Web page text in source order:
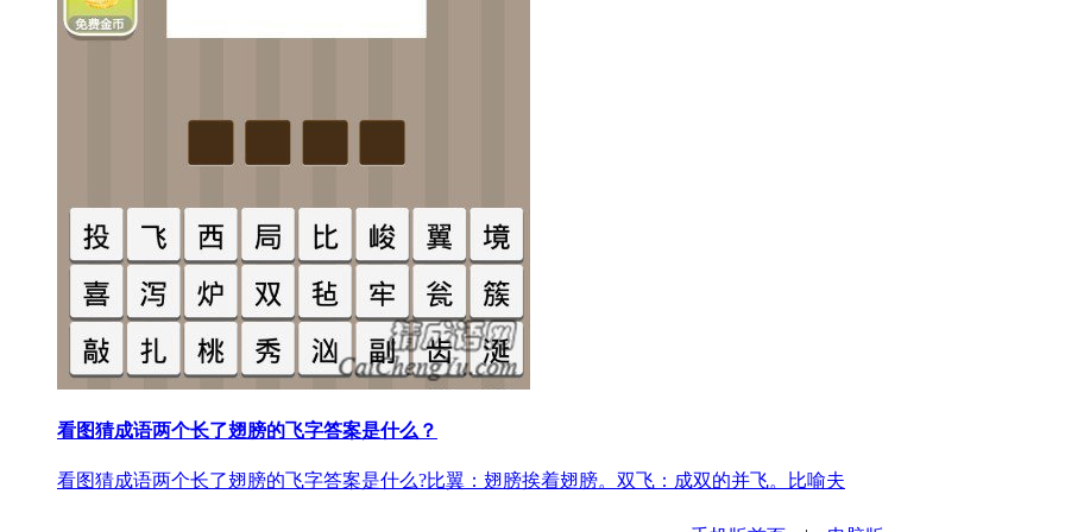
看图猜成语两个长了翅膀的飞字答案是什么？
看图猜成语两个长了翅膀的飞字答案是什么?比翼：翅膀挨着翅膀。双飞：成双的并飞。比喻夫